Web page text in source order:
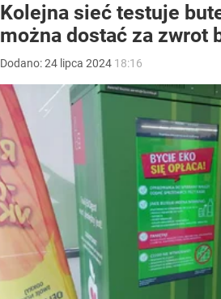
Kolejna sieć testuje
można dostać za zwrot
Dodano:24 lipca 2024 18:16